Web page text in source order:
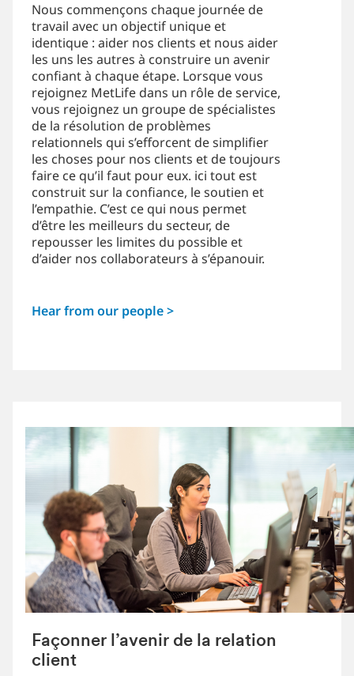
Nous commençons chaque journée de
travail avec un objectif unique et
identique : aider nos clients et nous aider
les uns les autres à construire un avenir
confiant à chaque étape. Lorsque vous
rejoignez MetLife dans un rôle de service,
vous rejoignez un groupe de spécialistes
de la résolution de problèmes
relationnels qui s’efforcent de simplifier
les choses pour nos clients et de toujours
faire ce qu’il faut pour eux. ici tout est
construit sur la confiance, le soutien et
l’empathie. C’est ce qui nous permet
d’être les meilleurs du secteur, de
repousser les limites du possible et
d’aider nos collaborateurs à s’épanouir.
Hear from our people >
Façonner l’avenir de la relation
client